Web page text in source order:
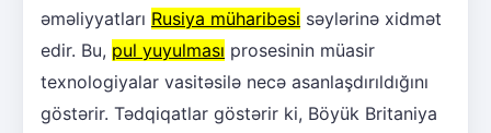
əməliyyatları Rusiya müharibəsi səylərinə xidmət
edir. Bu, pul yuyulması prosesinin müasir
texnologiyalar vasitəsilə necə asanlaşdırıldığını
göstərir. Tədqiqatlar göstərir ki, Böyük Britaniya